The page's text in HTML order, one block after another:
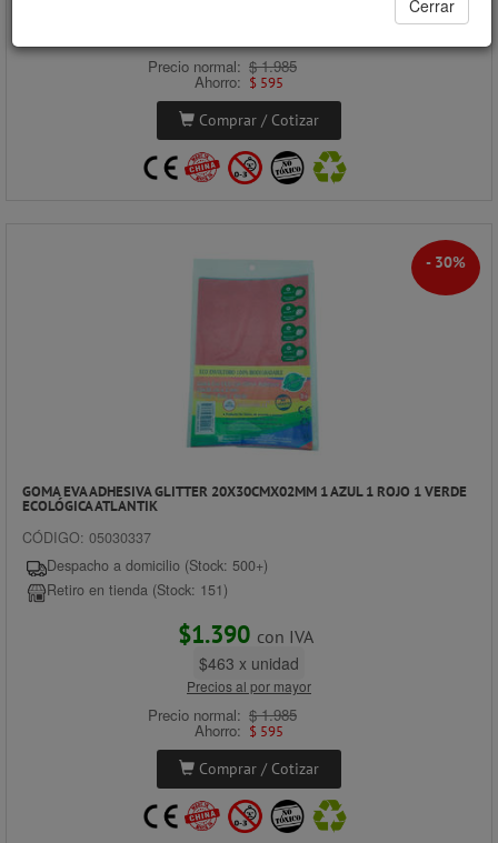
Cerrar
Precio normal: $ 1.985
Ahorro: $ 595
Comprar / Cotizar
- 30%
GOMA EVA ADHESIVA GLITTER 20X30CMX02MM 1 AZUL 1 ROJO 1 VERDE
ECOLÓGICA ATLANTIK
CÓDIGO: 05030337
Despacho a domicilio (Stock: 500+)
Retiro en tienda (Stock: 151)
$1.390 con IVA
$463 x unidad
Precios al por mayor
Precio normal: $ 1.985
Ahorro: $ 595
Comprar / Cotizar